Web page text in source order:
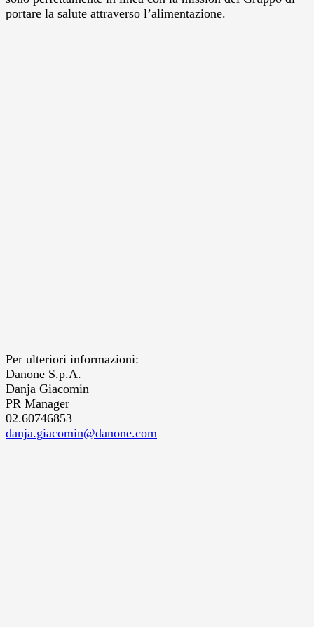
portare la salute attraverso l’alimentazione.
Per ulteriori informazioni:
Danone S.p.A.
Danja Giacomin
PR Manager
02.60746853
danja.giacomin@danone.com